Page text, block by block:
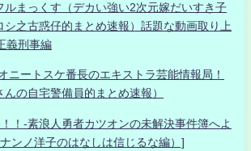
ルまっくす（デカい強い2次元嫁だいすき子
シ之古惑仔的まとめ速報）話題な動画取り上
義刑事編
ニートスケ番長のエキストラ芸能情報局！
んの自宅警備員的まとめ速報）
！-素浪人勇者カツオンの未解決事件簿へよ
ンノ洋子のはなしは信じるな編）]